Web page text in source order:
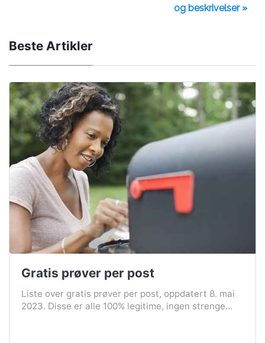
og beskrivelser »
Beste Artikler
Gratis prøver per post
Liste over gratis prøver per post, oppdatert 8. mai
2023. Disse er alle 100% legitime, ingen strenge...